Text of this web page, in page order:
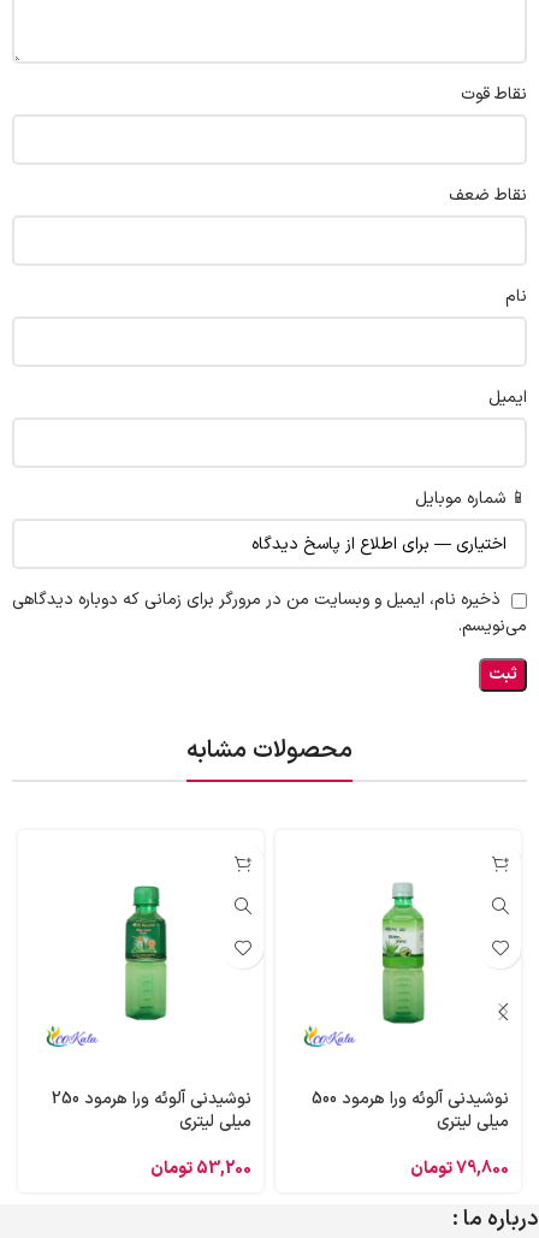
نقاط قوت
نقاط ضعف
نام
ایمیل
📱 شماره موبایل
ذخیره نام، ایمیل و وبسایت من در مرورگر برای زمانی که دوباره دیدگاهی
می‌نویسم.
محصولات مشابه
نوشیدنی آلوئه‌ ورا هرمود 500
میلی لیتری
79,800تومان
نوشیدنی آلوئه‌ ورا هرمود 250
میلی لیتری
53,200تومان
درباره ما :